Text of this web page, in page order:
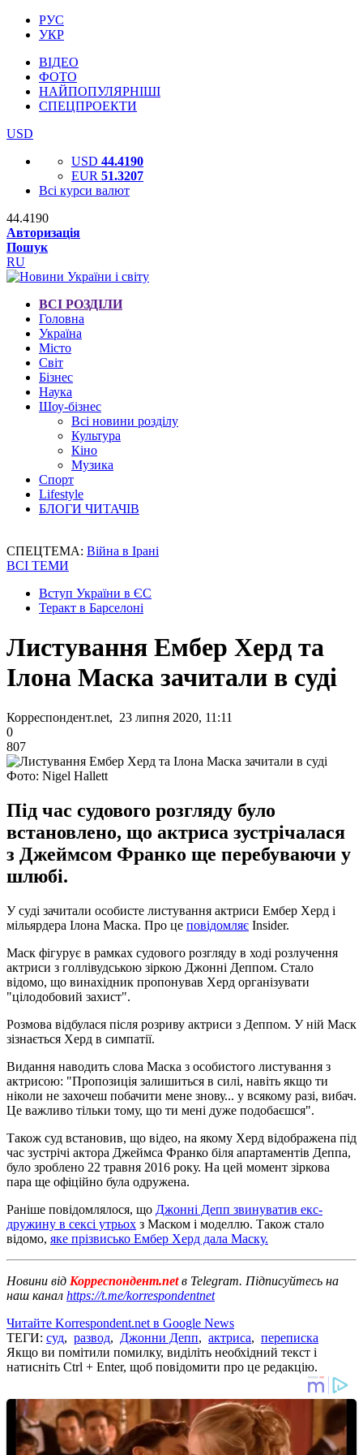
РУС
УКР
ВІДЕО
ФОТО
НАЙПОПУЛЯРНІШІ
СПЕЦПРОЕКТИ
USD
USD 44.4190
EUR 51.3207
Всі курси валют
44.4190
Авторизація
Пошук
RU
ВСІ РОЗДІЛИ
Головна
Україна
Місто
Світ
Бізнес
Наука
Шоу-бізнес
Всі новини розділу
Культура
Кіно
Музика
Спорт
Lifestyle
БЛОГИ ЧИТАЧІВ
СПЕЦТЕМА: Війна в Ірані
ВСІ ТЕМИ
Вступ України в ЄС
Теракт в Барселоні
Листування Ембер Херд та
Ілона Маска зачитали в суді
Корреспондент.net, 23 липня 2020, 11:11
0
807
Фото: Nigel Hallett
Під час судового розгляду було
встановлено, що актриса зустрічалася
з Джеймсом Франко ще перебуваючи у
шлюбі.
У суді зачитали особисте листування актриси Ембер Херд і
мільярдера Ілона Маска. Про це повідомляє Insider.
Маск фігурує в рамках судового розгляду в ході розлучення
актриси з голлівудською зіркою Джонні Деппом. Стало
відомо, що винахідник пропонував Херд організувати
"цілодобовий захист".
Розмова відбулася після розриву актриси з Деппом. У ній Маск
зізнається Херд в симпатії.
Видання наводить слова Маска з особистого листування з
актрисою: "Пропозиція залишиться в силі, навіть якщо ти
ніколи не захочеш побачити мене знову... у всякому разі, вибач.
Це важливо тільки тому, що ти мені дуже подобаєшся".
Також суд встановив, що відео, на якому Херд відображена під
час зустрічі актора Джеймса Франко біля апартаментів Деппа,
було зроблено 22 травня 2016 року. На цей момент зіркова
пара ще офіційно була одружена.
Раніше повідомлялося, що Джонні Депп звинуватив екс-
дружину в сексі утрьох з Маском і моделлю. Також стало
відомо, яке прізвисько Ембер Херд дала Маску.
Новини від Корреспондент.netв Telegram. Підписуйтесь на
наш канал https://t.me/korrespondentnet
Читайте Korrespondent.net в Google News
ТЕГИ: суд, развод, Джонни Депп, актриса, переписка
Якщо ви помітили помилку, виділіть необхідний текст і
натисніть Ctrl + Enter, щоб повідомити про це редакцію.